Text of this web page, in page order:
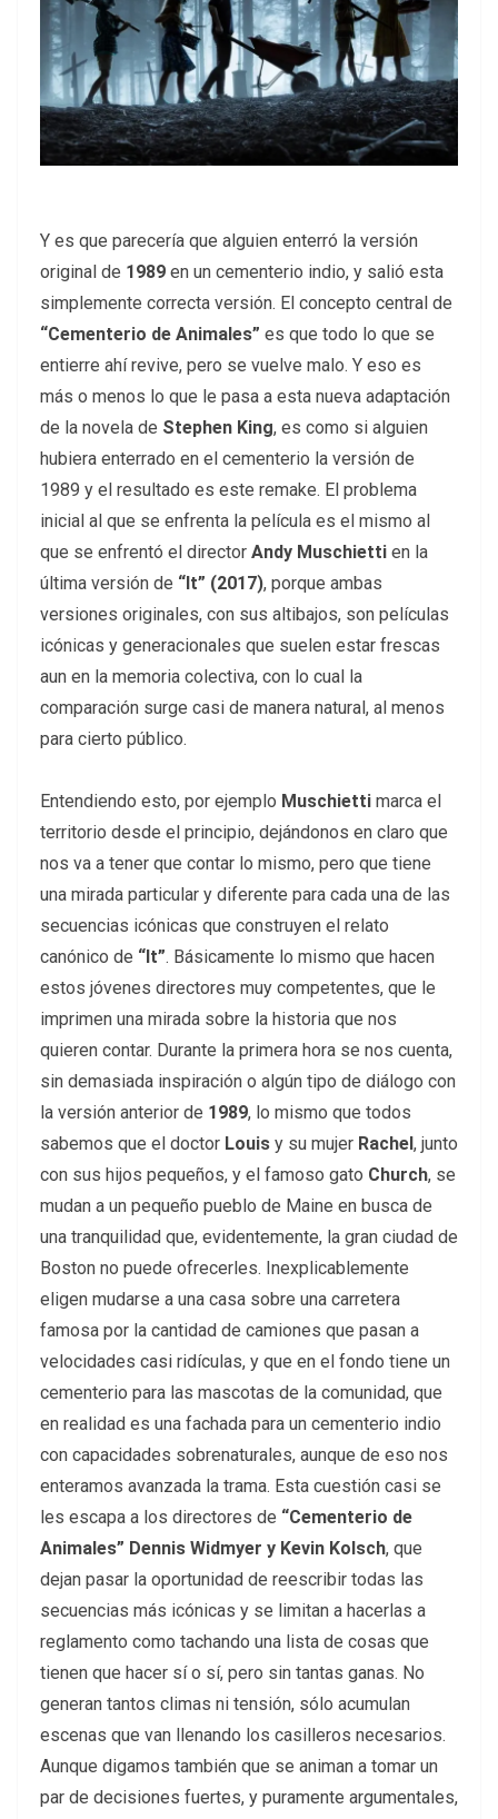
Y es que parecería que alguien enterró la versión
original de 1989 en un cementerio indio, y salió esta
simplemente correcta versión. El concepto central de
“Cementerio de Animales” es que todo lo que se
entierre ahí revive, pero se vuelve malo. Y eso es
más o menos lo que le pasa a esta nueva adaptación
de la novela de Stephen King, es como si alguien
hubiera enterrado en el cementerio la versión de
1989 y el resultado es este remake. El problema
inicial al que se enfrenta la película es el mismo al
que se enfrentó el director Andy Muschietti en la
última versión de “It” (2017), porque ambas
versiones originales, con sus altibajos, son películas
icónicas y generacionales que suelen estar frescas
aun en la memoria colectiva, con lo cual la
comparación surge casi de manera natural, al menos
para cierto público.
Entendiendo esto, por ejemplo Muschietti marca el
territorio desde el principio, dejándonos en claro que
nos va a tener que contar lo mismo, pero que tiene
una mirada particular y diferente para cada una de las
secuencias icónicas que construyen el relato
canónico de “It”. Básicamente lo mismo que hacen
estos jóvenes directores muy competentes, que le
imprimen una mirada sobre la historia que nos
quieren contar. Durante la primera hora se nos cuenta,
sin demasiada inspiración o algún tipo de diálogo con
la versión anterior de 1989, lo mismo que todos
sabemos que el doctor Louis y su mujer Rachel, junto
con sus hijos pequeños, y el famoso gato Church, se
mudan a un pequeño pueblo de Maine en busca de
una tranquilidad que, evidentemente, la gran ciudad de
Boston no puede ofrecerles. Inexplicablemente
eligen mudarse a una casa sobre una carretera
famosa por la cantidad de camiones que pasan a
velocidades casi ridículas, y que en el fondo tiene un
cementerio para las mascotas de la comunidad, que
en realidad es una fachada para un cementerio indio
con capacidades sobrenaturales, aunque de eso nos
enteramos avanzada la trama. Esta cuestión casi se
les escapa a los directores de “Cementerio de
Animales” Dennis Widmyer y Kevin Kolsch, que
dejan pasar la oportunidad de reescribir todas las
secuencias más icónicas y se limitan a hacerlas a
reglamento como tachando una lista de cosas que
tienen que hacer sí o sí, pero sin tantas ganas. No
generan tantos climas ni tensión, sólo acumulan
escenas que van llenando los casilleros necesarios.
Aunque digamos también que se animan a tomar un
par de decisiones fuertes, y puramente argumentales,